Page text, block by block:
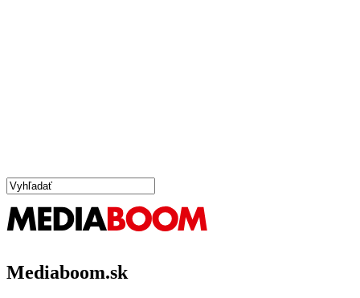
Mediaboom.sk